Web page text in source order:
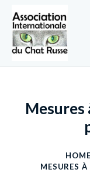
Mesures
HOME
MESURES À